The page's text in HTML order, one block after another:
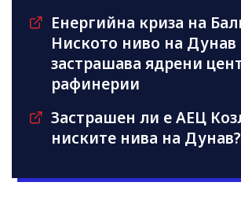
Енергийна криза на
Ниското ниво на Дунав
застрашава ядрени
рафинерии
Застрашен ли е АЕЦ
ниските нива на Дунав?